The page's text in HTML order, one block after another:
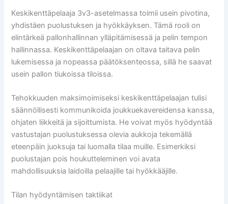
Keskikenttäpelaaja 3v3-asetelmassa toimii usein pivotina,
yhdistäen puolustuksen ja hyökkäyksen. Tämä rooli on
elintärkeä pallonhallinnan ylläpitämisessä ja pelin tempon
hallinnassa. Keskikenttäpelaajan on oltava taitava pelin
lukemisessa ja nopeassa päätöksenteossa, sillä he saavat
usein pallon tiukoissa tiloissa.
Tehokkuuden maksimoimiseksi keskikenttäpelaajan tulisi
säännöllisesti kommunikoida joukkuekavereidensa kanssa,
ohjaten liikkeitä ja sijoittumista. He voivat myös hyödyntää
vastustajan puolustuksessa olevia aukkoja tekemällä
eteenpäin juoksuja tai luomalla tilaa muille. Esimerkiksi
puolustajan pois houkutteleminen voi avata
mahdollisuuksia laidoilla pelaajille tai hyökkääjille.
Tilan hyödyntämisen taktiikat